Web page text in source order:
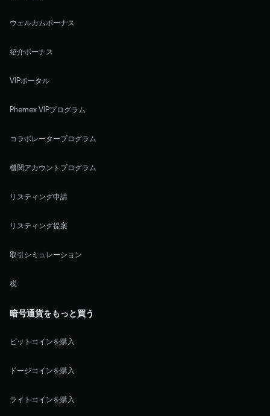
ウェルカムボーナス
紹介ボーナス
VIPポータル
Phemex VIPプログラム
コラボレータープログラム
機関アカウントプログラム
リスティング申請
リスティング提案
取引シミュレーション
税
暗号通貨をもっと買う
ビットコインを購入
ドージコインを購入
ライトコインを購入